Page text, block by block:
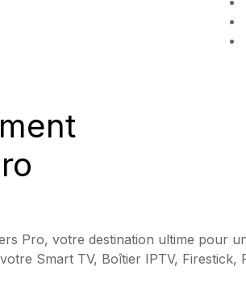
Pro, votre destination ultime pour
Smart TV, Boîtier IPTV, Firestick,